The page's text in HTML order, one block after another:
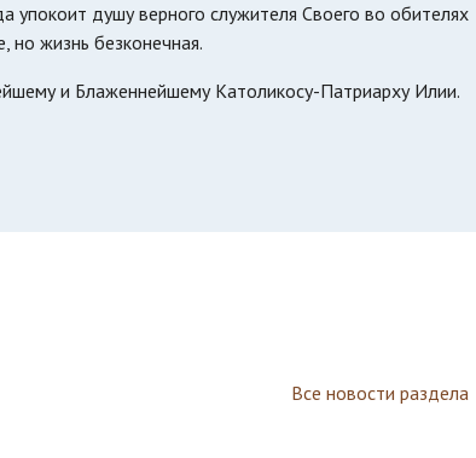
упокоит душу верного служителя Своего во обителях
но жизнь безконечная.
и Блаженнейшему Католикосу-Патриарху Илии.
Все новости раздела